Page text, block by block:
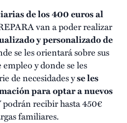
de los 400 euros al
van a poder realizar
y personalizado de
se les orientará sobre sus
y donde se les
de necesidades yse les
para optar a nuevos
podrán recibir hasta 450€
familiares.